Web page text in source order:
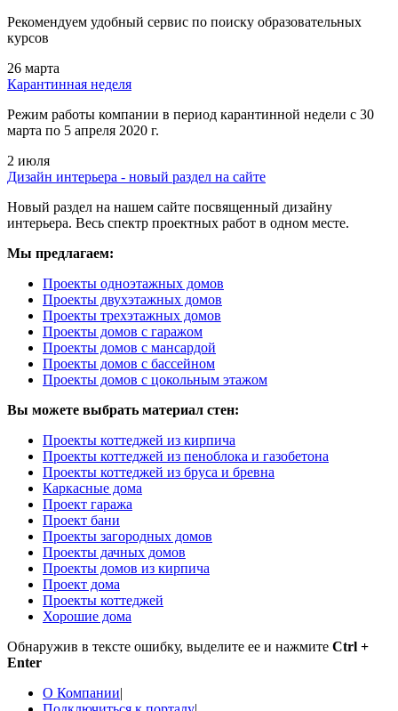
Рекомендуем удобный сервис по поиску образовательных
курсов
26 марта
Карантинная неделя
Режим работы компании в период карантинной недели c 30
марта по 5 апреля 2020 г.
2 июля
Дизайн интерьера - новый раздел на сайте
Новый раздел на нашем сайте посвященный дизайну
интерьера. Весь спектр проектных работ в одном месте.
Мы предлагаем:
Проекты одноэтажных домов
Проекты двухэтажных домов
Проекты трехэтажных домов
Проекты домов с гаражом
Проекты домов с мансардой
Проекты домов с бассейном
Проекты домов с цокольным этажом
Вы можете выбрать материал стен:
Проекты коттеджей из кирпича
Проекты коттеджей из пеноблока и газобетона
Проекты коттеджей из бруса и бревна
Каркасные дома
Проект гаража
Проект бани
Проекты загородных домов
Проекты дачных домов
Проекты домов из кирпича
Проект дома
Проекты коттеджей
Хорошие дома
Обнаружив в тексте ошибку, выделите ее и нажмите Ctrl +
Enter
О Компании|